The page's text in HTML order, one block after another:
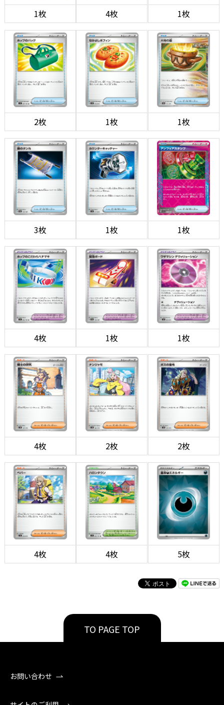
1枚 4枚 1枚
2枚 1枚 1枚
3枚 1枚 1枚
4枚 1枚 1枚
4枚 2枚 2枚
4枚 4枚 5枚
TO PAGE TOP
お問い合わせ